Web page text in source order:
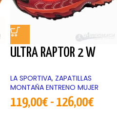
ULTRA RAPTOR 2 W
LA SPORTIVA, ZAPATILLAS
MONTAÑA ENTRENO MUJER
119,00€ - 126,00€